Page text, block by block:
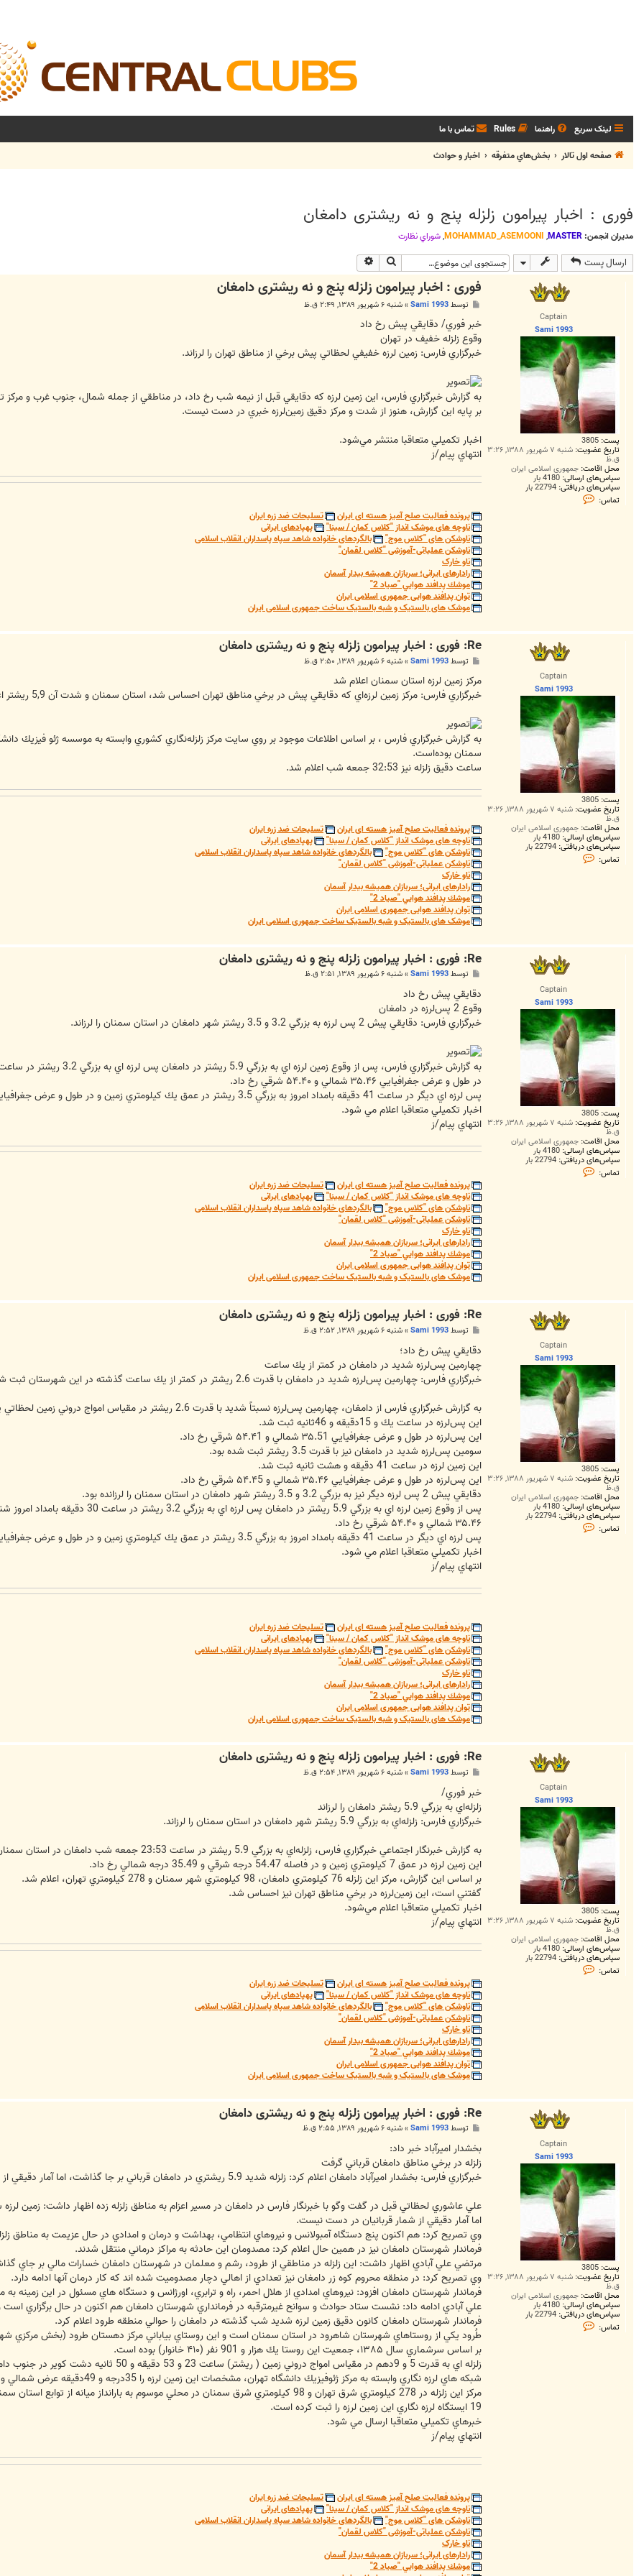
لینک سریع راهنما Rules تماس با ما
صفحه اول تالار
بخش‌‌هاي متفرقه اخبار و حوادث
فوری : اخبار پیرامون زلزله پنج و نه ریشتری دامغان
مدیران انجمن: MASTER
,
MOHAMMAD_ASEMOONI
,شوراي نظارت
ارسال پست جستجو
Captain
Sami 1993
پست: 3805
تاریخ عضویت: شنبه ۷ شهریور ۱۳۸۸, ۳:۲۶
ق.ظ
محل اقامت: جمهوری اسلامی ایران
سپاس‌های ارسالی: 4180 بار
سپاس‌های دریافتی: 22794 بار
تماس:
ت
فوری : اخبار پیرامون زلزله پنج و نه ریشتری دامغان
ت
توسطSami 1993
»شنبه ۶ شهریور ۱۳۸۹, ۲:۴۹ ق.ظ
خبر فوري/ دقايقي پيش رخ داد
وقوع زلزله خفيف در تهران
خبرگزاري فارس: زمين لرزه خفيفي لحظاتي پيش برخي از مناطق تهران را لرزاند.
به گزارش خبرگزاري فارس، اين زمين لرزه كه دقايقي قبل از نيمه شب رخ داد، در مناطقي از جمله شمال، جنوب غرب و
بر پايه اين گزارش، هنوز از شدت و مركز دقيق زمين‌لرزه خبري در دست نيست.
اخبار تكميلي متعاقبا منتشر مي‌شود.
انتهاي پيام/ز
پرونده فعالیت صلح آمیز هسته ای ایران
تسلیحات ضد زره ایران
ناوچه های موشک انداز "کلاس کمان / سینا"
پهپادهای ایرانی
ناوشکن های "کلاس موج"
بالگردهای خانواده شاهد سپاه پاسداران انقلاب اسلامی
ناوشکن عملیاتی-آموزشی "کلاس لقمان"
ناو خارک
رادارهای ایرانی؛ سربازان همیشه بیدار آسمان
موشك پدافند هوايي "صياد 2"
توان پدافند هوایی جمهوری اسلامی ایران
موشک های بالستیک و شبه بالستیک ساخت جمهوری اسلامی ایران
Captain
Sami 1993
پست: 3805
تاریخ عضویت: شنبه ۷ شهریور ۱۳۸۸, ۳:۲۶
ق.ظ
محل اقامت: جمهوری اسلامی ایران
سپاس‌های ارسالی: 4180 بار
سپاس‌های دریافتی: 22794 بار
تماس:
ت
9
Re: فوری : اخبار پیرامون زلزله پنج و نه ریشتری دامغان
ت
توسطSami 1993
»شنبه ۶ شهریور ۱۳۸۹, ۲:۵۰ ق.ظ
مركز زمين لرزه استان سمنان اعلام شد
خبرگزاري فارس: مركز زمين لرزه‌اي كه دقايقي پيش در برخي مناطق تهران احساس شد، استان سمنان و شدت آن 5,9 ريشتر اعلام شد.
سمنان بوده‌است.
ساعت دقيق زلزله نيز 32:53 جمعه شب اعلام شد.
پرونده فعالیت صلح آمیز هسته ای ایران
تسلیحات ضد زره ایران
ناوچه های موشک انداز "کلاس کمان / سینا"
پهپادهای ایرانی
ناوشکن های "کلاس موج"
بالگردهای خانواده شاهد سپاه پاسداران انقلاب اسلامی
ناوشکن عملیاتی-آموزشی "کلاس لقمان"
ناو خارک
رادارهای ایرانی؛ سربازان همیشه بیدار آسمان
موشك پدافند هوايي "صياد 2"
توان پدافند هوایی جمهوری اسلامی ایران
موشک های بالستیک و شبه بالستیک ساخت جمهوری اسلامی ایران
Captain
Sami 1993
پست: 3805
تاریخ عضویت: شنبه ۷ شهریور ۱۳۸۸, ۳:۲۶
ق.ظ
محل اقامت: جمهوری اسلامی ایران
سپاس‌های ارسالی: 4180 بار
سپاس‌های دریافتی: 22794 بار
تماس:
ت
Re: فوری : اخبار پیرامون زلزله پنج و نه ریشتری دامغان
ت
توسطSami 1993
»شنبه ۶ شهریور ۱۳۸۹, ۲:۵۱ ق.ظ
دقايقي پيش رخ داد
وقوع 2 پس‌لرزه در دامغان
خبرگزاري فارس: دقايقي پيش 2 پس لرزه به بزرگي 3.2 و 3.5 ريشتر شهر دامغان در استان سمنان را لرزاند.
در طول و عرض جغرافيايي ۳۵.۴۶ شمالي و ۵۴.۴۰ شرقي رخ داد.
پس لرزه اي ديگر در ساعت 41 دقيقه بامداد امروز به بزرگي 3.5 ريشتر در عمق يك كيلومتري زمين و در طول و عرض جغرافيايي ۳۵.۴۶ شمالي و ۵۴.۴۵ شرقي رخ داد.
اخبار تكميلي متعاقبا اعلام مي شود.
انتهاي پيام/ز
پرونده فعالیت صلح آمیز هسته ای ایران
تسلیحات ضد زره ایران
ناوچه های موشک انداز "کلاس کمان / سینا"
پهپادهای ایرانی
ناوشکن های "کلاس موج"
بالگردهای خانواده شاهد سپاه پاسداران انقلاب اسلامی
ناوشکن عملیاتی-آموزشی "کلاس لقمان"
ناو خارک
رادارهای ایرانی؛ سربازان همیشه بیدار آسمان
موشك پدافند هوايي "صياد 2"
توان پدافند هوایی جمهوری اسلامی ایران
موشک های بالستیک و شبه بالستیک ساخت جمهوری اسلامی ایران
Captain
Sami 1993
پست: 3805
تاریخ عضویت: شنبه ۷ شهریور ۱۳۸۸, ۳:۲۶
ق.ظ
محل اقامت: جمهوری اسلامی ایران
سپاس‌های ارسالی: 4180 بار
سپاس‌های دریافتی: 22794 بار
تماس:
Re: فوری : اخبار پیرامون زلزله پنج و نه ریشتری دامغان
ت
توسطSami 1993
»شنبه ۶ شهریور ۱۳۸۹, ۲:۵۲ ق.ظ
دقايقي پيش رخ داد؛
چهارمين پس‌لرزه شديد در دامغان در كمتر از يك ساعت
خبرگزاري فارس: چهارمين پس‌لرزه شديد در دامغان با قدرت 2.6 ريشتر در كمتر از يك ساعت گذشته در اين شهرستان ثبت شد.
به گزارش خبرگزاري فارس از دامغان، چهارمين پس‌لرزه نسبتاً شديد با قدرت 2.6 ريشتر در مقياس امواج دروني زمين لحظاتي پيش دامغان را تكان داد.
اين پس‌لرزه در ساعت يك و 15دقيقه و 46ثانيه ثبت شد.
اين پس‌لرزه در طول و عرض جغرافيايي ۳۵.51 شمالي و ۵۴.۴1 شرقي رخ داد.
سومين پس‌لرزه شديد در دامغان نيز با قدرت 3.5 ريشتر ثبت شده بود.
اين زمين لرزه در ساعت 41 دقيقه و هشت ثانيه ثبت شد.
اين پس‌لرزه در طول و عرض جغرافيايي ۳۵.۴۶ شمالي و ۵۴.۴5 شرقي رخ داد.
دقايقي پيش 2 پس لرزه ديگر نيز به بزرگي 3.2 و 3.5 ريشتر شهر دامغان در استان سمنان را لرزانده بود.
۳۵.۴۶ شمالي و ۵۴.۴۰ شرقي رخ داد.
پس لرزه اي ديگر در ساعت 41 دقيقه بامداد امروز به بزرگي 3.5 ريشتر در عمق يك كيلومتري زمين و در طول و عرض جغرافيايي ۳۵.۴۶ شمالي و ۵۴.۴۵ شرقي رخ داد.
اخبار تكميلي متعاقبا اعلام مي شود.
انتهاي پيام/ز
پرونده فعالیت صلح آمیز هسته ای ایران
تسلیحات ضد زره ایران
ناوچه های موشک انداز "کلاس کمان / سینا"
پهپادهای ایرانی
ناوشکن های "کلاس موج"
بالگردهای خانواده شاهد سپاه پاسداران انقلاب اسلامی
ناوشکن عملیاتی-آموزشی "کلاس لقمان"
ناو خارک
رادارهای ایرانی؛ سربازان همیشه بیدار آسمان
موشك پدافند هوايي "صياد 2"
توان پدافند هوایی جمهوری اسلامی ایران
موشک های بالستیک و شبه بالستیک ساخت جمهوری اسلامی ایران
Captain
Sami 1993
پست: 3805
تاریخ عضویت: شنبه ۷ شهریور ۱۳۸۸, ۳:۲۶
ق.ظ
محل اقامت: جمهوری اسلامی ایران
سپاس‌های ارسالی: 4180 بار
سپاس‌های دریافتی: 22794 بار
تماس:
Re: فوری : اخبار پیرامون زلزله پنج و نه ریشتری دامغان
ت
توسطSami 1993
»شنبه ۶ شهریور ۱۳۸۹, ۲:۵۴ ق.ظ
خبر فوري/
زلزله‌اي به بزرگي 5.9 ريشتر دامغان را لرزاند
خبرگزاري فارس: زلزله‌اي به بزرگي 5.9 ريشتر شهر دامغان در استان سمنان را لرزاند.
به گزارش خبرنگار اجتماعي خبرگزاري فارس، زلزله‌اي به بزرگي 5.9 ريشتر در ساعت 23:53 جمعه شب دامغان در استان سمنان را لرزاند.
اين زمين لرزه در عمق 7 كيلومتري زمين و در فاصله 54.47 درجه شرقي و 35.49 درجه شمالي رخ داد.
بر اساس اين گزارش، مركز اين زلزله 76 كيلومتري دامغان، 98 كيلومتري شهر سمنان و 278 كيلومتري تهران، اعلام شد.
گفتني است، اين زمين‌لرزه در برخي مناطق تهران نيز احساس شد.
اخبار تكميلي متعاقبا اعلام مي‌شود.
انتهاي پيام/ز
پرونده فعالیت صلح آمیز هسته ای ایران
تسلیحات ضد زره ایران
ناوچه های موشک انداز "کلاس کمان / سینا"
پهپادهای ایرانی
ناوشکن های "کلاس موج"
بالگردهای خانواده شاهد سپاه پاسداران انقلاب اسلامی
ناوشکن عملیاتی-آموزشی "کلاس لقمان"
ناو خارک
رادارهای ایرانی؛ سربازان همیشه بیدار آسمان
موشك پدافند هوايي "صياد 2"
توان پدافند هوایی جمهوری اسلامی ایران
موشک های بالستیک و شبه بالستیک ساخت جمهوری اسلامی ایران
Captain
Sami 1993
پست: 3805
تاریخ عضویت: شنبه ۷ شهریور ۱۳۸۸, ۳:۲۶
ق.ظ
محل اقامت: جمهوری اسلامی ایران
سپاس‌های ارسالی: 4180 بار
سپاس‌های دریافتی: 22794 بار
تماس:
ت
Re: فوری : اخبار پیرامون زلزله پنج و نه ریشتری دامغان
ت
توسطSami 1993
»شنبه ۶ شهریور ۱۳۸۹, ۲:۵۵ ق.ظ
بخشدار اميرآباد خبر داد:
زلزله در برخي مناطق دامغان قرباني گرفت
خبرگزاري فارس: بخشدار اميرآباد دامغان اعلام كرد: زلزله شديد 5.9 ريشتري در دامغان قرباني بر جا گذاشت، اما آمار دقيقي از تعداد قربانيان نداريم.
علي عاشوري لحظاتي قبل در گفت وگو با خبرنگار فارس در دامغان در مسير اعزام به مناطق زلزله زده اظهار داشت:
اما آمار دقيقي از شمار قربانيان در دست نيست.
وي تصريح كرد: هم اكنون پنج دستگاه آمبولانس و نيروهاي انتظامي، بهداشت و درمان و امدادي در حال عزيمت به مناطق
فرماندار شهرستان دامغان نيز در همين حال اعلام كرد: مصدومان اين حادثه به مراكز درماني منتقل شدند.
مرتضي علي آبادي اظهار داشت: اين زلزله در مناطقي از طرود، رشم و معلمان در شهرستان دامغان خسارات مالي بر جاي
وي تصريح كرد: در منطقه محروم كوه زر دامغان نيز تعدادي از اهالي دچار مصدوميت شده اند كه كار درمان آنها ادامه دارد.
فرماندار شهرستان دامغان افزود: نيروهاي امدادي از هلال احمر، راه و ترابري، اورژانس و دستگاه هاي مسئول در اين زمينه به
علي آبادي ادامه داد: نشست ستاد حوادث و سوانح غيرمترقبه در فرمانداري شهرستان دامغان هم اكنون در حال برگزاري
فرماندار شهرستان دامغان كانون دقيق زمين لرزه شديد شب گذشته در دامغان را حوالي منطقه طرود اعلام كرد.
طُرود يكي از روستاهاي شهرستان شاهرود در استان سمنان است و اين روستاي بياباني مركز دهستان طرود (بخش
بر اساس سرشماري سال ۱۳۸۵، جمعيت اين روستا يك هزار و 901 نفر (۴۱۰ خانوار) بوده است.
زلزله اي به قدرت 5 و 9دهم در مقياس امواج دروني زمين ( ريشتر) ساعت 23 و 53 دقيقه و 50 ثانيه دشت كوير در جنوب دامغان واقع در استان سمنان را لرزاند.
شبكه هاي لرزه نگاري وابسته به مركز ژئوفيزيك دانشگاه تهران، مشخصات اين زمين لرزه را 35درجه و 49دقيقه عرض شمالي و 54 درجه و 47 دقيقه طول شرقي اعلام كرد.
مركز اين زلزله در 278 كيلومتري شرق تهران و 98 كيلومتري شرق سمنان در محلي موسوم به بارانداز ميانه از توابع استان سمنان بوده است.
19 ايستگاه لرزه نگاري اين زمين لرزه را ثبت كرده است.
خبرهاي تكميلي متعاقبا ارسال مي شود.
انتهاي پيام/ز
پرونده فعالیت صلح آمیز هسته ای ایران
تسلیحات ضد زره ایران
ناوچه های موشک انداز "کلاس کمان / سینا"
پهپادهای ایرانی
ناوشکن های "کلاس موج"
بالگردهای خانواده شاهد سپاه پاسداران انقلاب اسلامی
ناوشکن عملیاتی-آموزشی "کلاس لقمان"
ناو خارک
رادارهای ایرانی؛ سربازان همیشه بیدار آسمان
موشك پدافند هوايي "صياد 2"